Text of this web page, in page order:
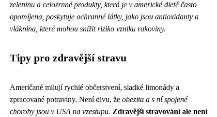
zeleninu a celozrnné produkty, která je v americké dietě často
opomíjena, poskytuje ochranné látky, jako jsou antioxidanty a
vláknina, které mohou snížit riziko vzniku rakoviny.
Tipy pro zdravější stravu
Američané milují rychlé občerstvení, sladké limonády a
zpracované potraviny. Není divu, že obezita a s ní spojené
choroby jsou v USA na vzestupu. Zdravější stravování ale není